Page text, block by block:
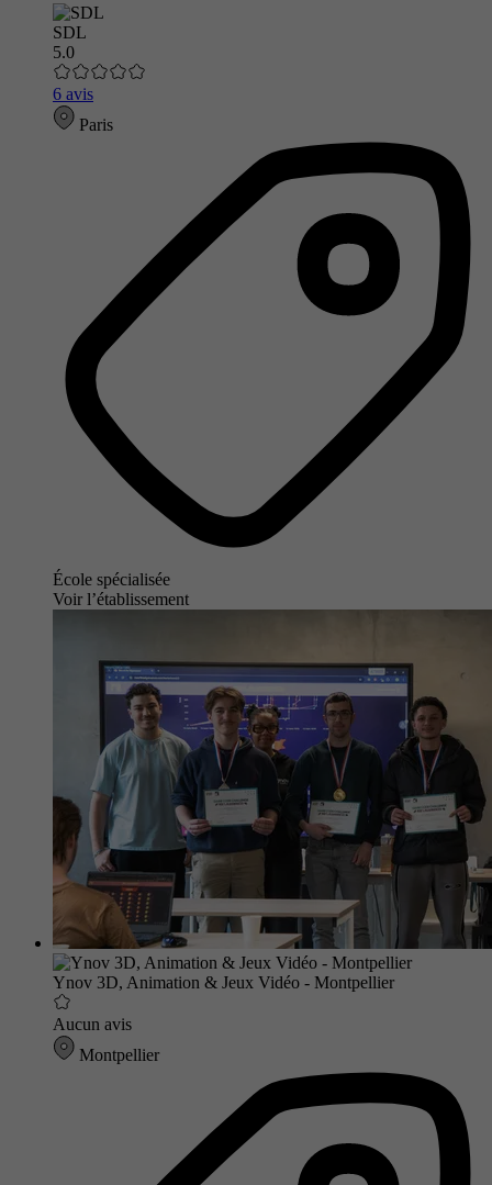
SDL
5.0
6 avis
Paris
École spécialisée
Voir l’établissement
Ynov 3D, Animation & Jeux Vidéo - Montpellier
Aucun avis
Montpellier